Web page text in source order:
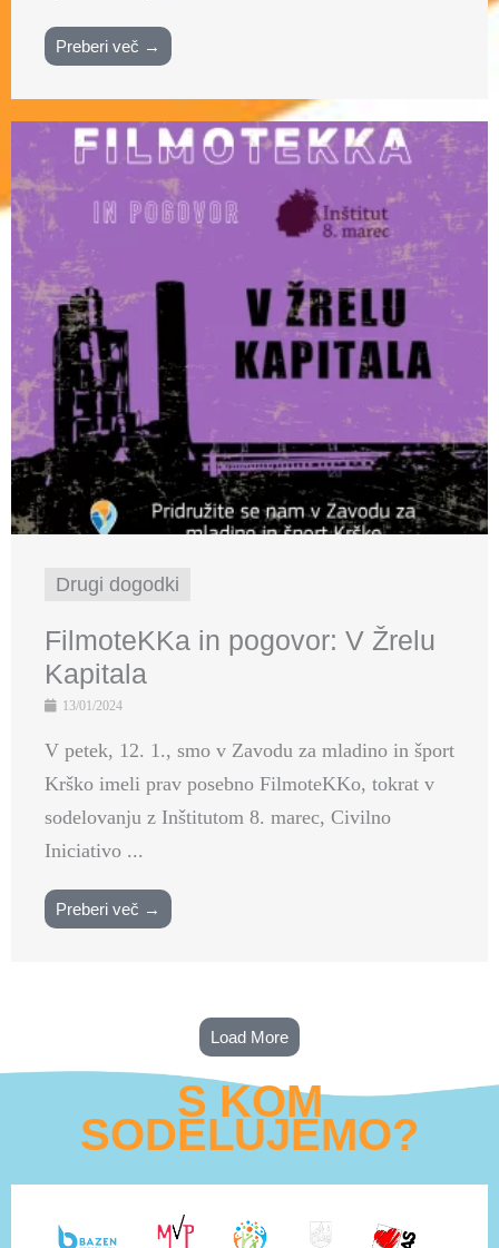
Preberi več →
Drugi dogodki
FilmoteKKa in pogovor: V Žrelu
Kapitala
13/01/2024
V petek, 12. 1., smo v Zavodu za mladino in šport
Krško imeli prav posebno FilmoteKKo, tokrat v
sodelovanju z Inštitutom 8. marec, Civilno
Iniciativo ...
Preberi več →
Load More
S KOM
SODELUJEMO?